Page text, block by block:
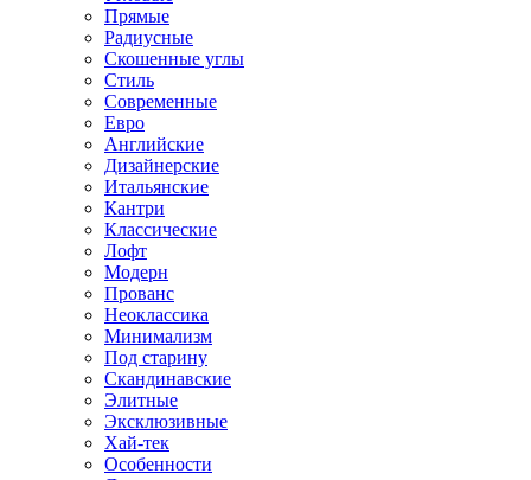
Прямые
Радиусные
Скошенные углы
Стиль
Современные
Евро
Английские
Дизайнерские
Итальянские
Кантри
Классические
Лофт
Модерн
Прованс
Неоклассика
Минимализм
Под старину
Скандинавские
Элитные
Эксклюзивные
Хай-тек
Особенности